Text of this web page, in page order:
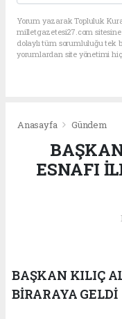
Yorum yazarak Topluluk
milletgazetesi27.com
dolaylı tüm sorumluluğu tek
yorumlardan site yönetimi
Anasayfa Gündem
ESNAFI
BAŞKAN KILIÇ
BİRARAYA GELDİ